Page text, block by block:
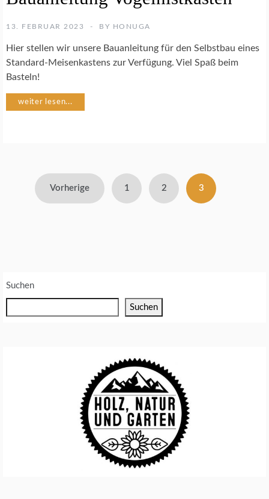
S
U
T
A
S
13. FEBRUAR 2023 BY HONUGA
Hier stellen wir unsere Bauanleitung für den Selbstbau eines
Standard-Meisenkastens zur Verfügung. Viel Spaß beim
Basteln!
weiter lesen...
Vorherige 1 2 3
Suchen
Suchen